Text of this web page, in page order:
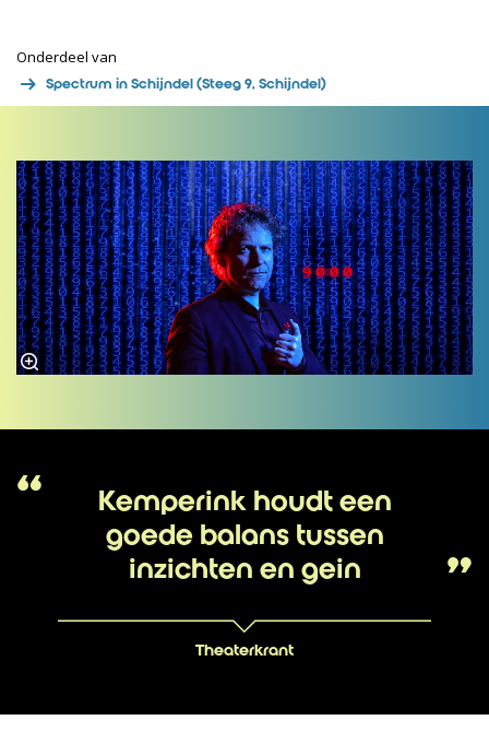
Onderdeel van
Spectrum in Schijndel (Steeg 9, Schijndel)
Kemperink houdt een
goede balans tussen
inzichten en gein
Theaterkrant